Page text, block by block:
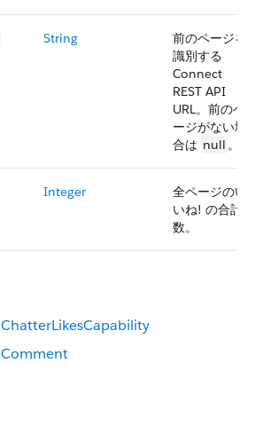
String
前のページを
識別する
Connect
REST API
URL。前のペ
ージがない場
合は null 。
Integer
全ページのい
いね! の合計
数。